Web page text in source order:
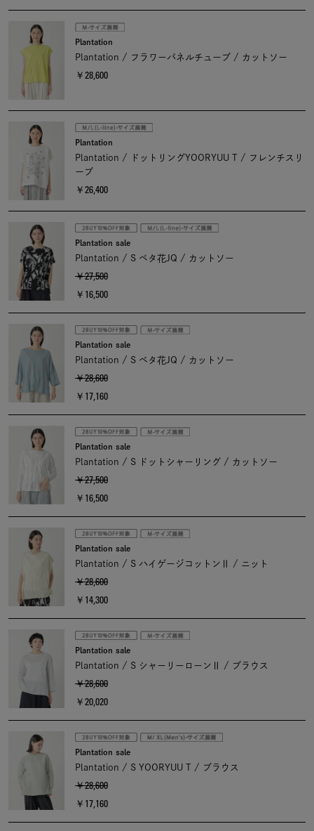
Plantation
Plantation / フラワーパネルチューブ / カットソー
￥28,600
Plantation
Plantation / ドットリングYOORYUU T / フレンチスリ
ーブ
￥26,400
Plantation sale
Plantation / S ベタ花JQ / カットソー
￥27,500
￥16,500
Plantation sale
Plantation / S ベタ花JQ / カットソー
￥28,600
￥17,160
Plantation sale
Plantation / S ドットシャーリング / カットソー
￥27,500
￥16,500
Plantation sale
Plantation / S ハイゲージコットンⅡ / ニット
￥28,600
￥14,300
Plantation sale
Plantation / S シャーリーローンⅡ / ブラウス
￥28,600
￥20,020
Plantation sale
Plantation / S YOORYUU T / ブラウス
￥28,600
￥17,160